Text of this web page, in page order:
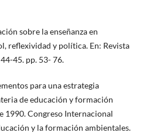
sobre la enseñanza en
reflexividad y política. En: Revista
45. pp. 53- 76.
para una estrategia
de educación y formación
1990. Congreso Internacional
y la formación ambientales.